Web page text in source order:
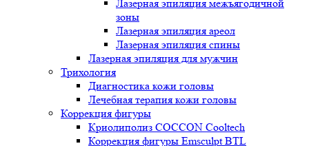
Лазерная эпиляция межъягодичной
зоны
Лазерная эпиляция ареол
Лазерная эпиляция спины
Лазерная эпиляция для мужчин
Трихология
Диагностика кожи головы
Лечебная терапия кожи головы
Коррекция фигуры
Криолиполиз COCCON Cooltech
Коррекция фигуры Emsculpt BTL